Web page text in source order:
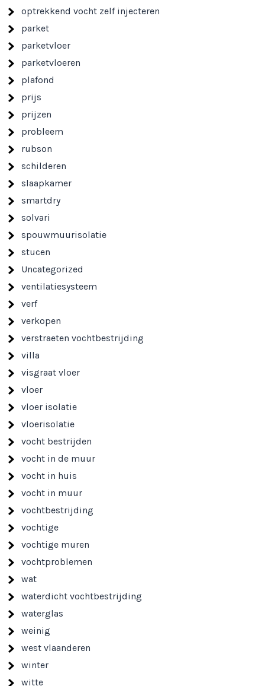
optrekkend vocht zelf injecteren
parket
parketvloer
parketvloeren
plafond
prijs
prijzen
probleem
rubson
schilderen
slaapkamer
smartdry
solvari
spouwmuurisolatie
stucen
Uncategorized
ventilatiesysteem
verf
verkopen
verstraeten vochtbestrijding
villa
visgraat vloer
vloer
vloer isolatie
vloerisolatie
vocht bestrijden
vocht in de muur
vocht in huis
vocht in muur
vochtbestrijding
vochtige
vochtige muren
vochtproblemen
wat
waterdicht vochtbestrijding
waterglas
weinig
west vlaanderen
winter
witte